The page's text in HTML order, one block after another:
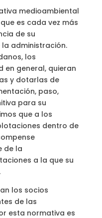
medioambiental
es cada vez más
de su
administración.
los
en general, quieran
y dotarlas de
paso,
para su
que a los
dentro de
de la
a la que su
los socios
de las
esta normativa es